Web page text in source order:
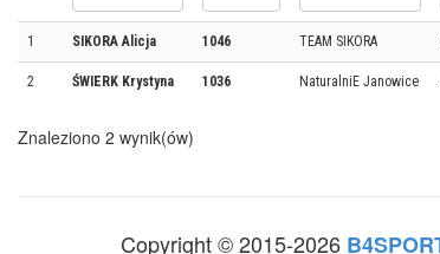
1 SIKORA Alicja 1046 TEAM SIKORA
2 ŚWIERK Krystyna 1036 NaturalniE Janowice
Znaleziono 2 wynik(ów)
Copyright © 2015-2026